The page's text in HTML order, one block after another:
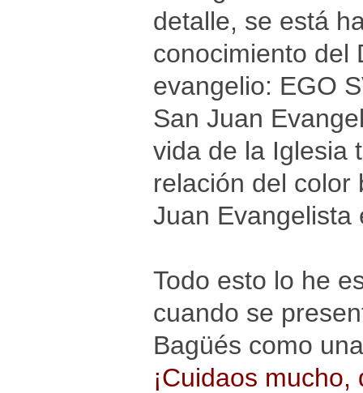
detalle, se está
conocimiento del
evangelio: EGO
San Juan
vida de la Iglesia
relación del color
Juan Evangelista
Todo esto lo he
cuando se
Bagüés como una
¡Cuidaos